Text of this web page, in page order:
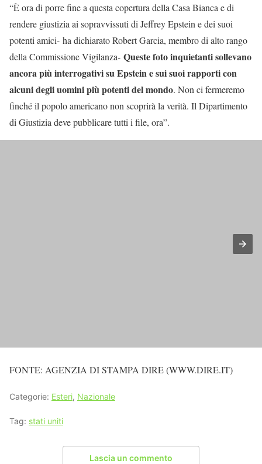
“È ora di porre fine a questa copertura della Casa Bianca e di
rendere giustizia ai sopravvissuti di Jeffrey Epstein e dei suoi
potenti amici- ha dichiarato Robert Garcia, membro di alto rango
della Commissione Vigilanza- Queste foto inquietanti sollevano
ancora più interrogativi su Epstein e sui suoi rapporti con
alcuni degli uomini più potenti del mondo. Non ci fermeremo
finché il popolo americano non scoprirà la verità. Il Dipartimento
di Giustizia deve pubblicare tutti i file, ora”.
FONTE: AGENZIA DI STAMPA DIRE (WWW.DIRE.IT)
Categorie: Esteri, Nazionale
Tag: stati uniti
Lascia un commento